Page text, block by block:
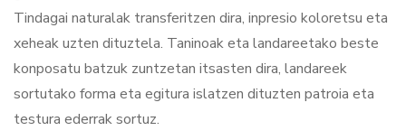
Tindagai naturalak transferitzen dira, inpresio koloretsu eta
xeheak uzten dituztela. Taninoak eta landareetako beste
konposatu batzuk zuntzetan itsasten dira, landareek
sortutako forma eta egitura islatzen dituzten patroia eta
testura ederrak sortuz.